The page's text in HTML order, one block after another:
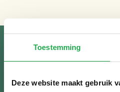
Toestemming
Deze website maakt gebruik
ONTVANG